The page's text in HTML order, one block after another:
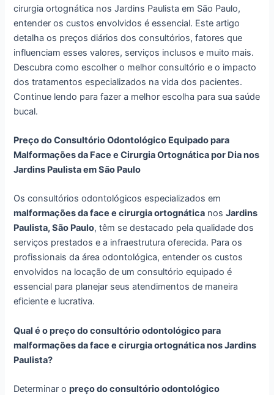
cirurgia ortognática nos Jardins Paulista em São Paulo,
entender os custos envolvidos é essencial. Este artigo
detalha os preços diários dos consultórios, fatores que
influenciam esses valores, serviços inclusos e muito mais.
Descubra como escolher o melhor consultório e o impacto
dos tratamentos especializados na vida dos pacientes.
Continue lendo para fazer a melhor escolha para sua saúde
bucal.
Preço do Consultório Odontológico Equipado para
Malformações da Face e Cirurgia Ortognática por Dia nos
Jardins Paulista em São Paulo
Os consultórios odontológicos especializados em
malformações da face e cirurgia ortognática nosJardins
Paulista, São Paulo, têm se destacado pela qualidade dos
serviços prestados e a infraestrutura oferecida. Para os
profissionais da área odontológica, entender os custos
envolvidos na locação de um consultório equipado é
essencial para planejar seus atendimentos de maneira
eficiente e lucrativa.
Qual é o preço do consultório odontológico para
malformações da face e cirurgia ortognática nos Jardins
Paulista?
Determinar opreço do consultório odontológico